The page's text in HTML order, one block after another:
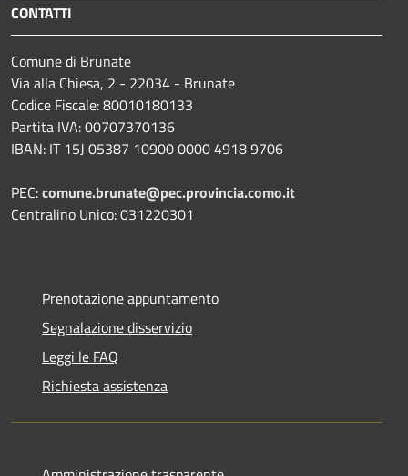
CONTATTI
Comune di Brunate
Via alla Chiesa, 2 - 22034 - Brunate
Codice Fiscale: 80010180133
Partita IVA: 00707370136
IBAN: IT 15J 05387 10900 0000 4918 9706
PEC:comune.brunate@pec.provincia.como.it
Centralino Unico: 031220301
Prenotazione appuntamento
Segnalazione disservizio
Leggi le FAQ
Richiesta assistenza